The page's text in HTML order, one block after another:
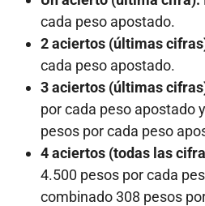
cada peso apostado.
2 aciertos (últimas
cada peso apostado.
3 aciertos (últimas
por cada peso apostado
pesos por cada peso
4 aciertos (todas las
4.500 pesos por cada
combinado 308 pesos